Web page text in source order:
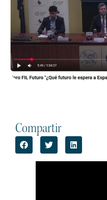
Compartir